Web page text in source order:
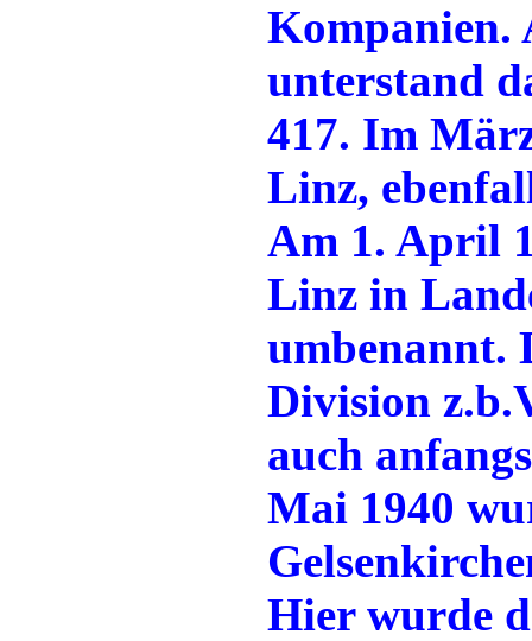
Kompanien.
unterstand
417. Im
Linz,
Am 1. April
Linz in
umbenannt.
Division
auch
Mai 1940
Hier wurde